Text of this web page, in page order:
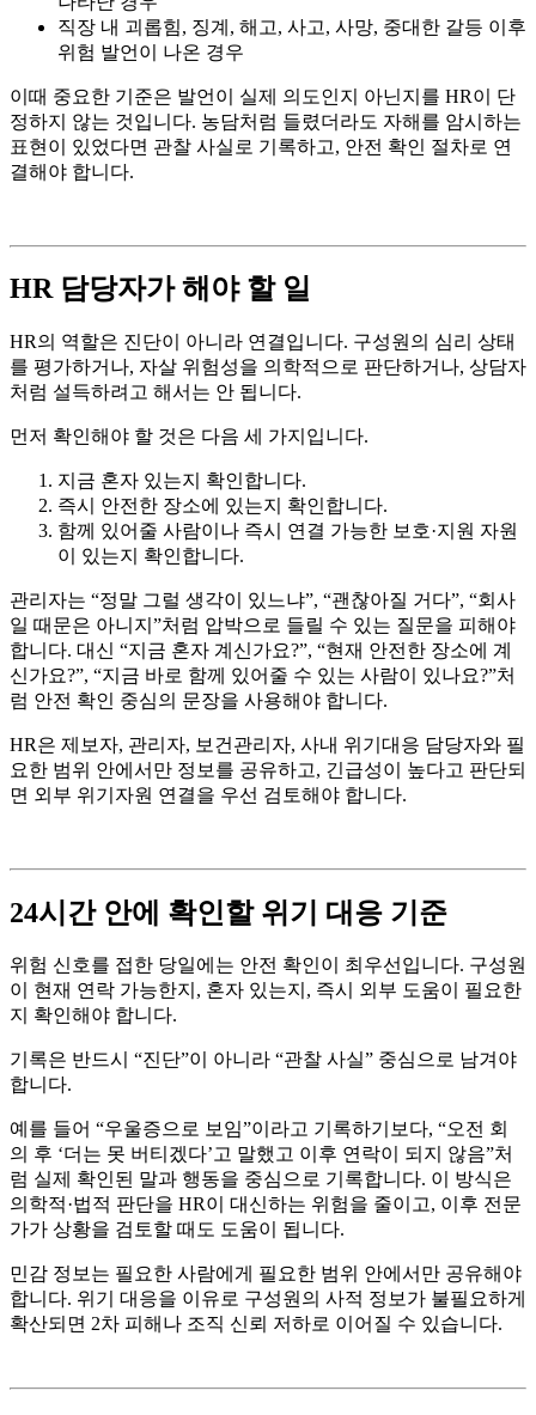
직장 내 괴롭힘, 징계, 해고, 사고, 사망, 중대한 갈등 이후
위험 발언이 나온 경우
이때 중요한 기준은 발언이 실제 의도인지 아닌지를 HR이 단
정하지 않는 것입니다. 농담처럼 들렸더라도 자해를 암시하는
표현이 있었다면 관찰 사실로 기록하고, 안전 확인 절차로 연
결해야 합니다.
HR 담당자가 해야 할 일
HR의 역할은 진단이 아니라 연결입니다. 구성원의 심리 상태
를 평가하거나, 자살 위험성을 의학적으로 판단하거나, 상담자
처럼 설득하려고 해서는 안 됩니다.
먼저 확인해야 할 것은 다음 세 가지입니다.
지금 혼자 있는지 확인합니다.
즉시 안전한 장소에 있는지 확인합니다.
함께 있어줄 사람이나 즉시 연결 가능한 보호·지원 자원
이 있는지 확인합니다.
관리자는 “정말 그럴 생각이 있느냐”, “괜찮아질 거다”, “회사
일 때문은 아니지”처럼 압박으로 들릴 수 있는 질문을 피해야
합니다. 대신 “지금 혼자 계신가요?”, “현재 안전한 장소에 계
신가요?”, “지금 바로 함께 있어줄 수 있는 사람이 있나요?”처
럼 안전 확인 중심의 문장을 사용해야 합니다.
HR은 제보자, 관리자, 보건관리자, 사내 위기대응 담당자와 필
요한 범위 안에서만 정보를 공유하고, 긴급성이 높다고 판단되
면 외부 위기자원 연결을 우선 검토해야 합니다.
24시간 안에 확인할 위기 대응 기준
위험 신호를 접한 당일에는 안전 확인이 최우선입니다. 구성원
이 현재 연락 가능한지, 혼자 있는지, 즉시 외부 도움이 필요한
지 확인해야 합니다.
기록은 반드시 “진단”이 아니라 “관찰 사실” 중심으로 남겨야
합니다.
예를 들어 “우울증으로 보임”이라고 기록하기보다, “오전 회
의 후 ‘더는 못 버티겠다’고 말했고 이후 연락이 되지 않음”처
럼 실제 확인된 말과 행동을 중심으로 기록합니다. 이 방식은
의학적·법적 판단을 HR이 대신하는 위험을 줄이고, 이후 전문
가가 상황을 검토할 때도 도움이 됩니다.
민감 정보는 필요한 사람에게 필요한 범위 안에서만 공유해야
합니다. 위기 대응을 이유로 구성원의 사적 정보가 불필요하게
확산되면 2차 피해나 조직 신뢰 저하로 이어질 수 있습니다.